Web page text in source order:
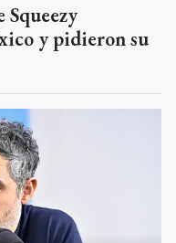
y pidieron su